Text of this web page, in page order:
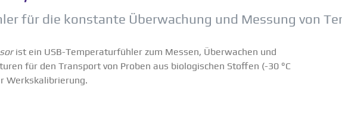
für die konstante Überwa­chung und Messung von
ist ein USB-Tempe­ra­tur­fühler zum Messen, Überwachen und
für den Transport von Proben aus biolo­gi­schen Stoffen (-30 °C
Werks­ka­li­brierung.